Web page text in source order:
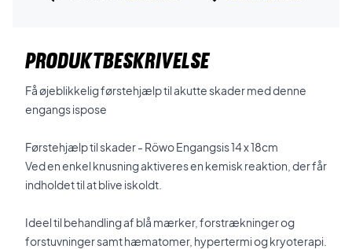
PRODUKTBESKRIVELSE
Få øjeblikkelig førstehjælp til akutte skader med denne
engangs ispose
Førstehjælp til skader - Röwo Engangsis 14 x 18cm
Ved en enkel knusning aktiveres en kemisk reaktion, der får
indholdet til at blive iskoldt.
Ideel til behandling af blå mærker, forstrækninger og
forstuvninger samt hæmatomer, hypertermi og kryoterapi.